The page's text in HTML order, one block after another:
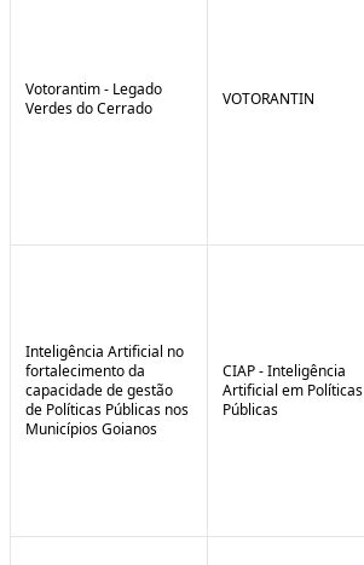
Votorantim - Legado
Verdes do Cerrado
VOTORANTIN
Inteligência Artificial no
fortalecimento da
capacidade de gestão
de Políticas Públicas nos
Municípios Goianos
CIAP - Inteligência
Artificial em Políticas
Públicas